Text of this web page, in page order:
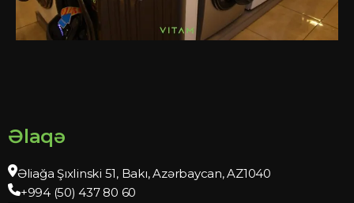
Əlaqə
Əliağa Şıxlinski 51, Bakı, Azərbaycan, AZ1040
+994 (50) 437 80 60